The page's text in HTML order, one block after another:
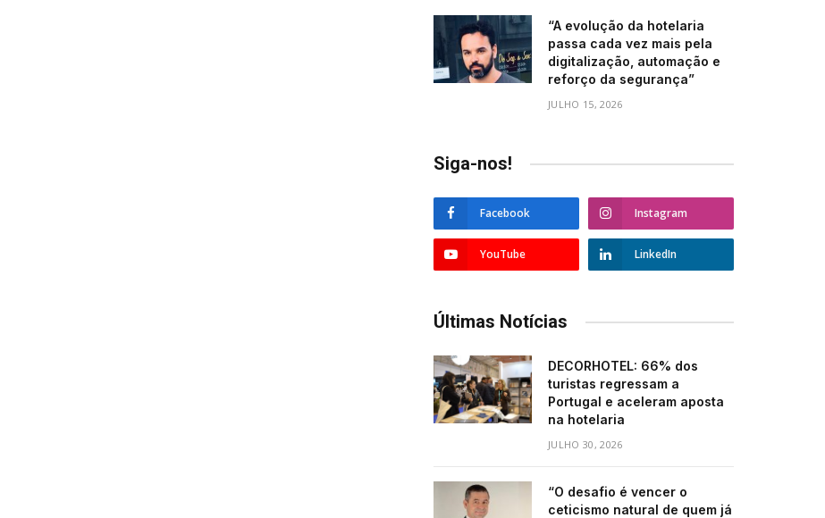
“A evolução da hotelaria
passa cada vez mais pela
digitalização, automação e
reforço da segurança”
JULHO 15, 2026
Siga-nos!
Facebook Instagram
YouTube LinkedIn
Últimas Notícias
DECORHOTEL: 66% dos
turistas regressam a
Portugal e aceleram aposta
na hotelaria
JULHO 30, 2026
“O desafio é vencer o
ceticismo natural de quem já